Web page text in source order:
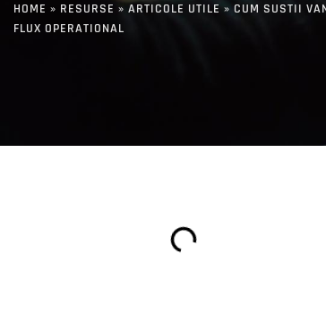
HOME » RESURSE » ARTICOLE UTILE » CUM SUSTII
FLUX OPERATIONAL